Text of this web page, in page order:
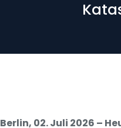
Berlin, 02. Juli 2026 –